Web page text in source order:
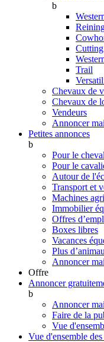
b
Cutting
Trail
Chevaux de
Chevaux de
Vendeurs
Annoncer
Petites annonces
b
Pour le cheval
Pour le
Autour de
Transport et
Machines
Immobilier
Offres
Boxes libres
Vacances
Plus
Annoncer
Offre
Annoncer
b
Annoncer
Faire de la
Vue
Vue d'ensemble